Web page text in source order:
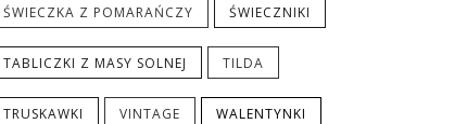
ŚWIECZKA Z POMARAŃCZY ŚWIECZNIKI
TABLICZKI Z MASY SOLNEJ TILDA
TRUSKAWKI VINTAGE WALENTYNKI